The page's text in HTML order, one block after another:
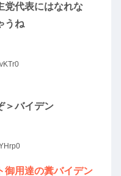
党代表にはなれな
うね
＞バイデン
御用達の糞バイデン